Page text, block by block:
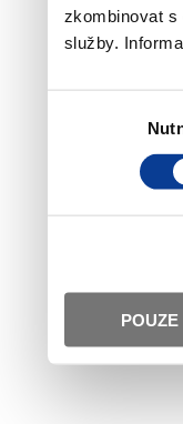
zkombinovat
služby.